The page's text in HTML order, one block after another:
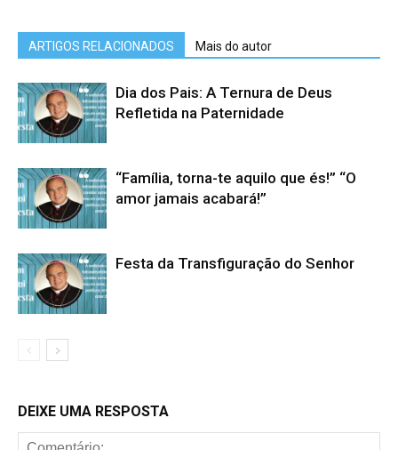
ARTIGOS RELACIONADOS Mais do autor
Dia dos Pais: A Ternura de Deus
Refletida na Paternidade
“Família, torna-te aquilo que és!” “O
amor jamais acabará!”
Festa da Transfiguração do Senhor
DEIXE UMA RESPOSTA